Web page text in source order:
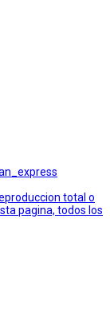
total o
pagina, todos los